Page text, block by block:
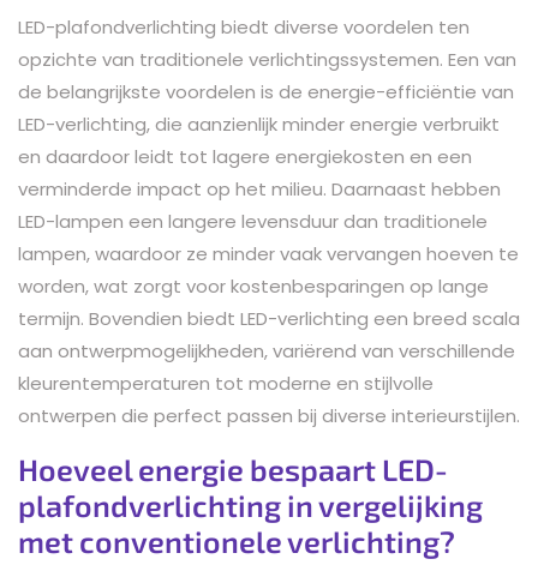
LED-plafondverlichting biedt diverse voordelen ten
opzichte van traditionele verlichtingssystemen. Een van
de belangrijkste voordelen is de energie-efficiëntie van
LED-verlichting, die aanzienlijk minder energie verbruikt
en daardoor leidt tot lagere energiekosten en een
verminderde impact op het milieu. Daarnaast hebben
LED-lampen een langere levensduur dan traditionele
lampen, waardoor ze minder vaak vervangen hoeven te
worden, wat zorgt voor kostenbesparingen op lange
termijn. Bovendien biedt LED-verlichting een breed scala
aan ontwerpmogelijkheden, variërend van verschillende
kleurentemperaturen tot moderne en stijlvolle
ontwerpen die perfect passen bij diverse interieurstijlen.
Hoeveel energie bespaart LED-
plafondverlichting in vergelijking
met conventionele verlichting?